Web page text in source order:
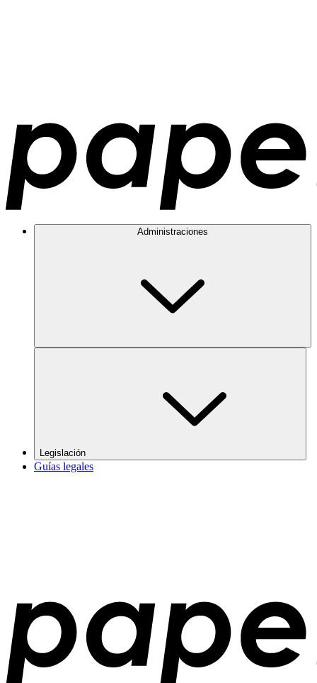
Administraciones
Legislación
Guías legales